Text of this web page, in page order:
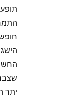
יתר